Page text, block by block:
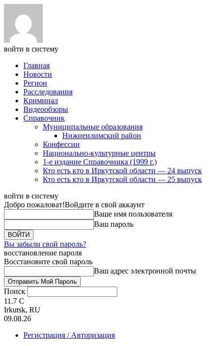
войти в систему
Главная
Новости
Регион
Расследования
Криминал
Видеообзоры
Справочник
Муниципальные образования
Нижнеилимский район
Конфессии
Национально-культурные центры
1-е издание Справочника (1999 г.)
Кто есть кто в Иркутской области — 24 выпуск
Кто есть кто в Иркутской области — 25 выпуск
войти в систему
Добро пожаловат!Войдите в свой аккаунт
Ваше имя пользователя
Ваш пароль
Вы забыли свой пароль?
восстановление пароля
Восстановите свой пароль
Ваш адрес электронной почты
Поиск
11.7 C
Irkutsk, RU
09.08.26
Регистрация / Авторизация